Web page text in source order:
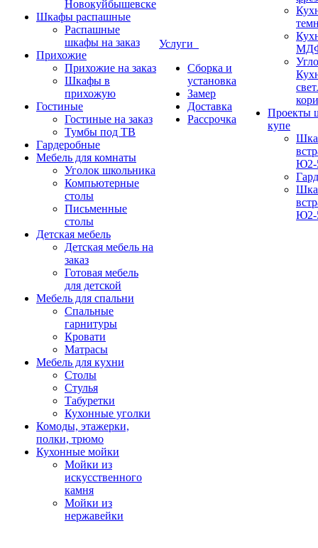
Новокуйбышевске
Шкафы распашные
Распашные
шкафы на заказ
Прихожие
Прихожие на заказ
Шкафы в
прихожую
Гостиные
Гостиные на заказ
Тумбы под ТВ
Гардеробные
Мебель для комнаты
Уголок школьника
Компьютерные
столы
Письменные
столы
Детская мебель
Детская мебель на
заказ
Готовая мебель
для детской
Мебель для спальни
Спальные
гарнитуры
Кровати
Матрасы
Мебель для кухни
Столы
Стулья
Табуретки
Кухонные уголки
Комоды, этажерки,
полки, трюмо
Кухонные мойки
Мойки из
искусственного
камня
Мойки из
нержавейки
Услуги
Сборка и
установка
Замер
Доставка
Рассрочка
МДФ
Проекты
купе
Ю2-
Ю2-